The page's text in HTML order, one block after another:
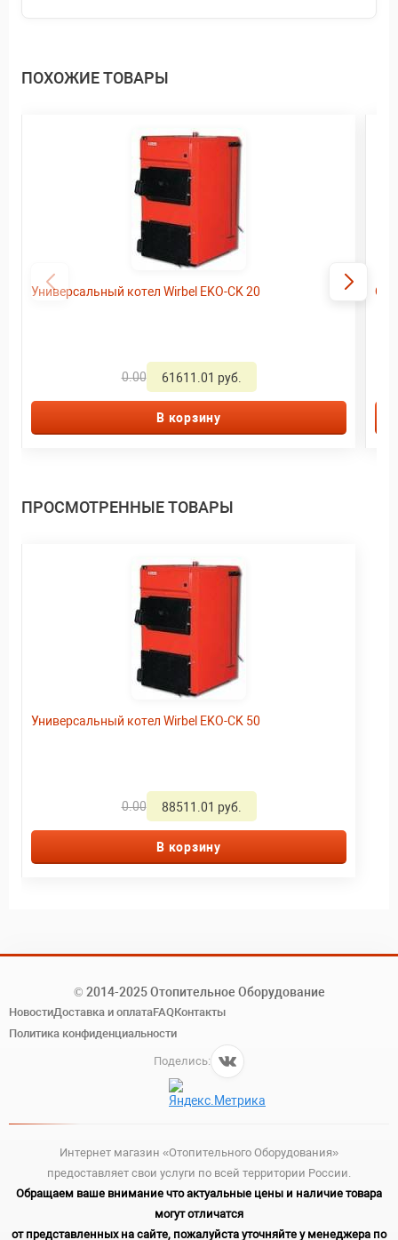
ПОХОЖИЕ ТОВАРЫ
Универсальный котел Wirbel EKO-CK 20
0.00 61611.01 руб.
В корзину
ПРОСМОТРЕННЫЕ ТОВАРЫ
Универсальный котел Wirbel EKO-CK 50
0.00 88511.01 руб.
В корзину
© 2014-2025 Отопительное Оборудование
НовостиДоставка и оплатаFAQКонтакты
Политика конфиденциальности
Поделись:
Интернет магазин «Отопительного Оборудования»
предоставляет свои услуги по всей территории России.
Обращаем ваше внимание что актуальные цены и наличие товара
могут отличатся
от представленных на сайте, пожалуйста уточняйте у менеджера по